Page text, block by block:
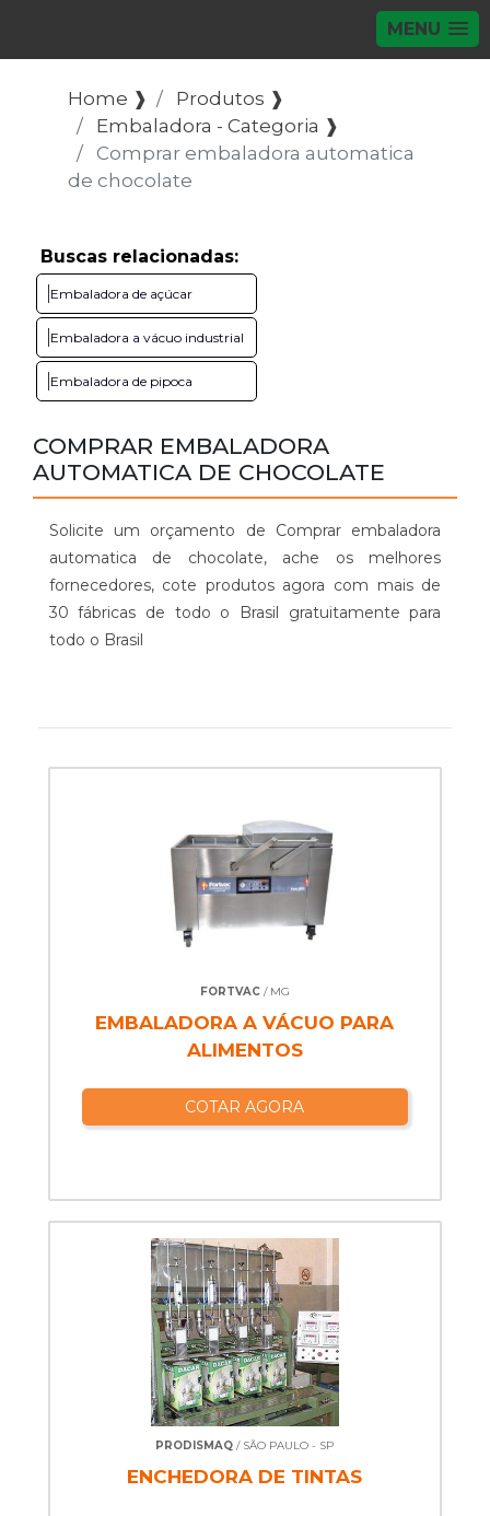
MENU
Home ❱
Produtos ❱
Embaladora - Categoria ❱
Comprar embaladora automatica
de chocolate
Buscas relacionadas:
Embaladora de açúcar
Embaladora a vácuo industrial
Embaladora de pipoca
COMPRAR EMBALADORA
AUTOMATICA DE CHOCOLATE
Solicite um orçamento de Comprar embaladora
automatica de chocolate, ache os melhores
fornecedores, cote produtos agora com mais de
30 fábricas de todo o Brasil gratuitamente para
todo o Brasil
FORTVAC/ MG
EMBALADORA A VÁCUO PARA
ALIMENTOS
COTAR AGORA
PRODISMAQ / SÃO PAULO - SP
ENCHEDORA DE TINTAS